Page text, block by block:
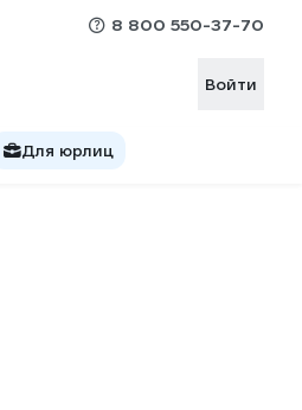
8 800 550-37-70
Войти
Для юрлиц